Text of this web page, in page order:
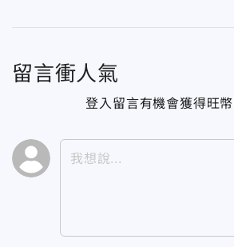
留言衝人氣
登入留言有機會獲得旺幣